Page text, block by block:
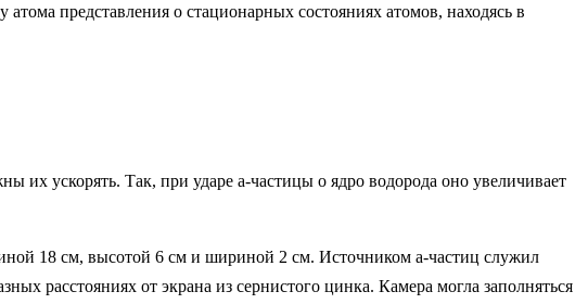
представления о стационарных состояниях атомов, находясь в
их ускорять. Так, при ударе a-частицы о ядро водорода оно увеличивает
18 см, высотой 6 см и шириной 2 см. Источником a-частиц служил
расстояниях от экрана из сернистого цинка. Камера могла заполняться